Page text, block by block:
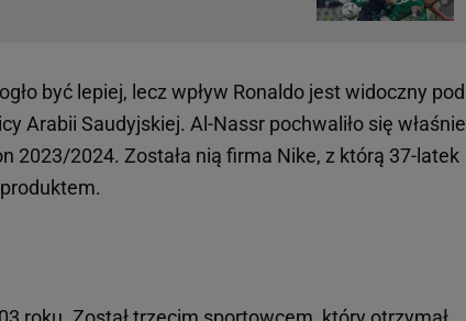
być lepiej, lecz wpływ Ronaldo jest widoczny pod
Arabii Saudyjskiej. Al-Nassr pochwaliło się właśnie
2023/2024. Została nią firma Nike, z którą 37-latek